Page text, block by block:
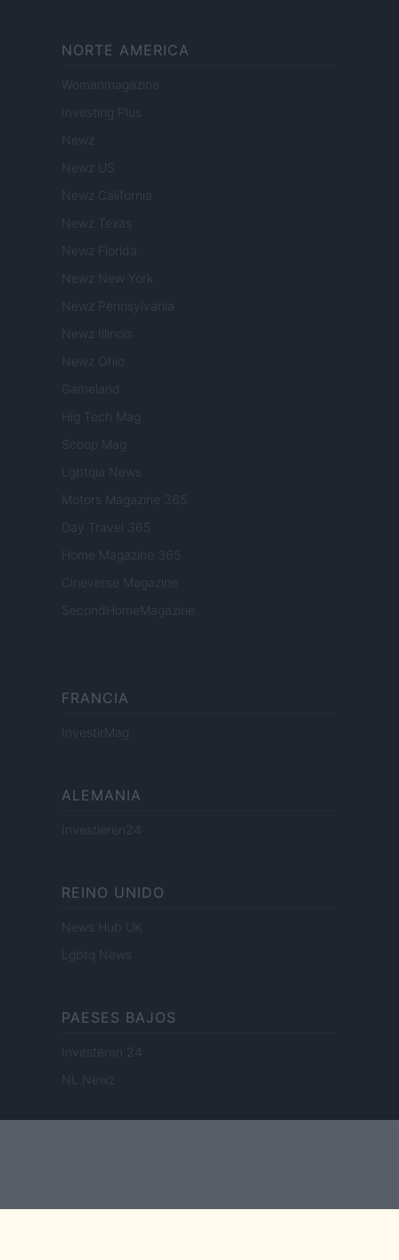
NORTE AMERICA
Womanmagazine
Investing Plus
Newz
Newz US
Newz California
Newz Texas
Newz Florida
Newz New York
Newz Pennsylvania
Newz Illinois
Newz Ohio
Gameland
Hig Tech Mag
Scoop Mag
Lgbtqia News
Motors Magazine 365
Day Travel 365
Home Magazine 365
Cineverse Magazine
SecondHomeMagazine
FRANCIA
InvestirMag
ALEMANIA
Investieren24
REINO UNIDO
News Hub UK
Lgbtq News
PAESES BAJOS
Investeren 24
NL Newz